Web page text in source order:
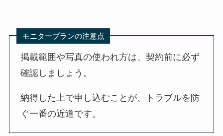
モニタープランの注意点
掲載範囲や写真の使われ方は、契約前に必ず
確認しましょう。
納得した上で申し込むことが、トラブルを防
ぐ一番の近道です。